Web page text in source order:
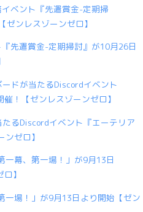
先遣賞金-定期掃討』が10月26日
たるDiscordイベント『エーテリア
ゼロ】
一場！」が9月13日より開始【ゼン